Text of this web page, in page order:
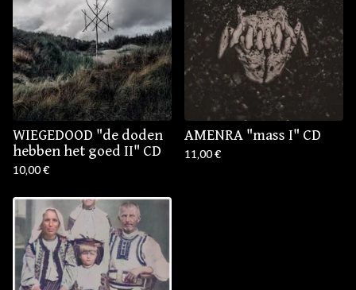
WIEGEDOOD "de doden
hebben het goed II" CD
10,00€
AMENRA "mass I" CD
11,00€